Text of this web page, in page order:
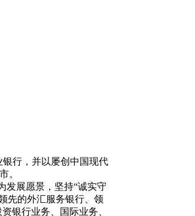
行，并以屡创中国现代
。
展愿景，坚持“诚实守
先的外汇服务银行、领
银行业务、国际业务、